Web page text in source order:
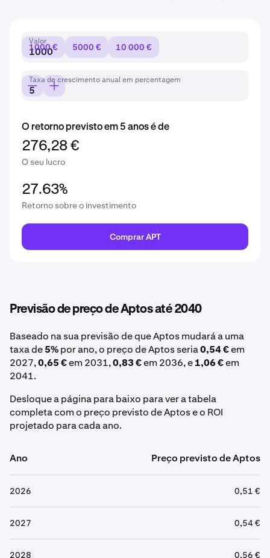
Valor
1000 € 5000 € 10 000 €
Taxa de crescimento anual em percentagem
O retorno previsto em 5 anos é de
276,28 €
O seu lucro
27.63%
Retorno sobre o investimento
Comprar APT
Previsão de preço de Aptos até 2040
Baseado na sua previsão de que Aptos mudará a uma
taxa de5%por ano, o preço de Aptos seria0,54 €em
2027,0,65 €em 2031,0,83 €em 2036, e1,06 €em
2041.
Desloque a página para baixo para ver a tabela
completa com o preço previsto de Aptos e o ROI
projetado para cada ano.
Ano Preço previsto de Aptos
2026 0,51 €
2027 0,54 €
2028 0,56 €